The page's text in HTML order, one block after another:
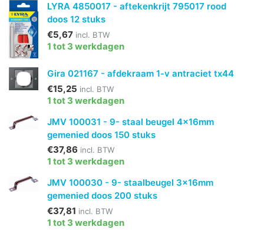
LYRA 4850017 - aftekenkrijt 795017 rood
doos 12 stuks
€5,67 incl. BTW
1 tot 3 werkdagen
Gira 021167 - afdekraam 1-v antraciet tx44
€15,25 incl. BTW
1 tot 3 werkdagen
JMV 100031 - 9- staal beugel 4x16mm
gemenied doos 150 stuks
€37,86 incl. BTW
1 tot 3 werkdagen
JMV 100030 - 9- staalbeugel 3x16mm
gemenied doos 200 stuks
€37,81 incl. BTW
1 tot 3 werkdagen